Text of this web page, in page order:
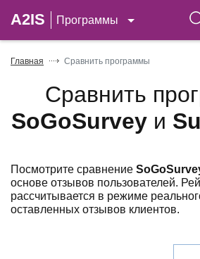
A2IS Программы
Главная Сравнить программы
Сравнить
SoGoSurveyи
Посмотрите сравнение
основе отзывов пользователей.
рассчитывается в режиме
оставленных отзывов клиентов.